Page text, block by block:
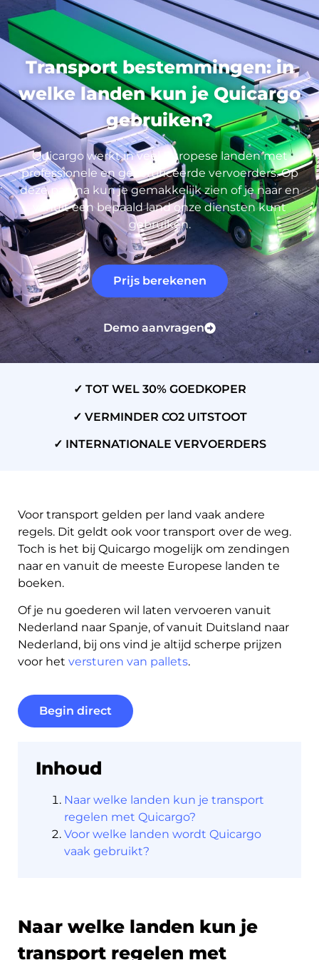
Transport bestemmingen: in
welke landen kun je Quicargo
gebruiken?
Quicargo werkt in veel Europese landen met
professionele en gecertificeerde vervoerders. Op
deze pagina kun je gemakkelijk zien of je naar en
vanuit een bepaald land onze diensten kunt
gebruiken.
Prijs berekenen
Demo aanvragen
✓ TOT WEL 30% GOEDKOPER
✓ VERMINDER CO2 UITSTOOT
✓ INTERNATIONALE VERVOERDERS
Voor transport gelden per land vaak andere
regels. Dit geldt ook voor transport over de weg.
Toch is het bij Quicargo mogelijk om zendingen
naar en vanuit de meeste Europese landen te
boeken.
Of je nu goederen wil laten vervoeren vanuit
Nederland naar Spanje, of vanuit Duitsland naar
Nederland, bij ons vind je altijd scherpe prijzen
voor het versturen van pallets.
Begin direct
Inhoud
Naar welke landen kun je transport
regelen met Quicargo?
Voor welke landen wordt Quicargo
vaak gebruikt?
Naar welke landen kun je
transport regelen met